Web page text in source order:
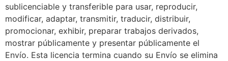
sublicenciable y transferible para usar, reproducir,
modificar, adaptar, transmitir, traducir, distribuir,
promocionar, exhibir, preparar trabajos derivados,
mostrar públicamente y presentar públicamente el
Envío. Esta licencia termina cuando su Envío se elimina